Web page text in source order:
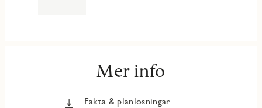
Mer info
Fakta & planlösningar